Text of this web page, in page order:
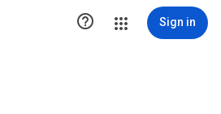
 Sign in